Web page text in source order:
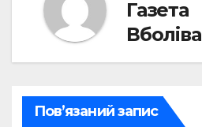
Газета
Пов’язаний запис